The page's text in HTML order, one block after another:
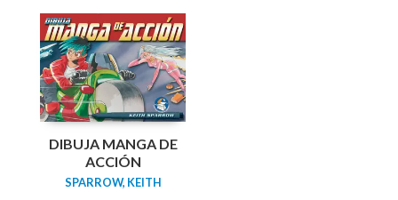
DIBUJA MANGA DE
ACCIÓN
SPARROW, KEITH